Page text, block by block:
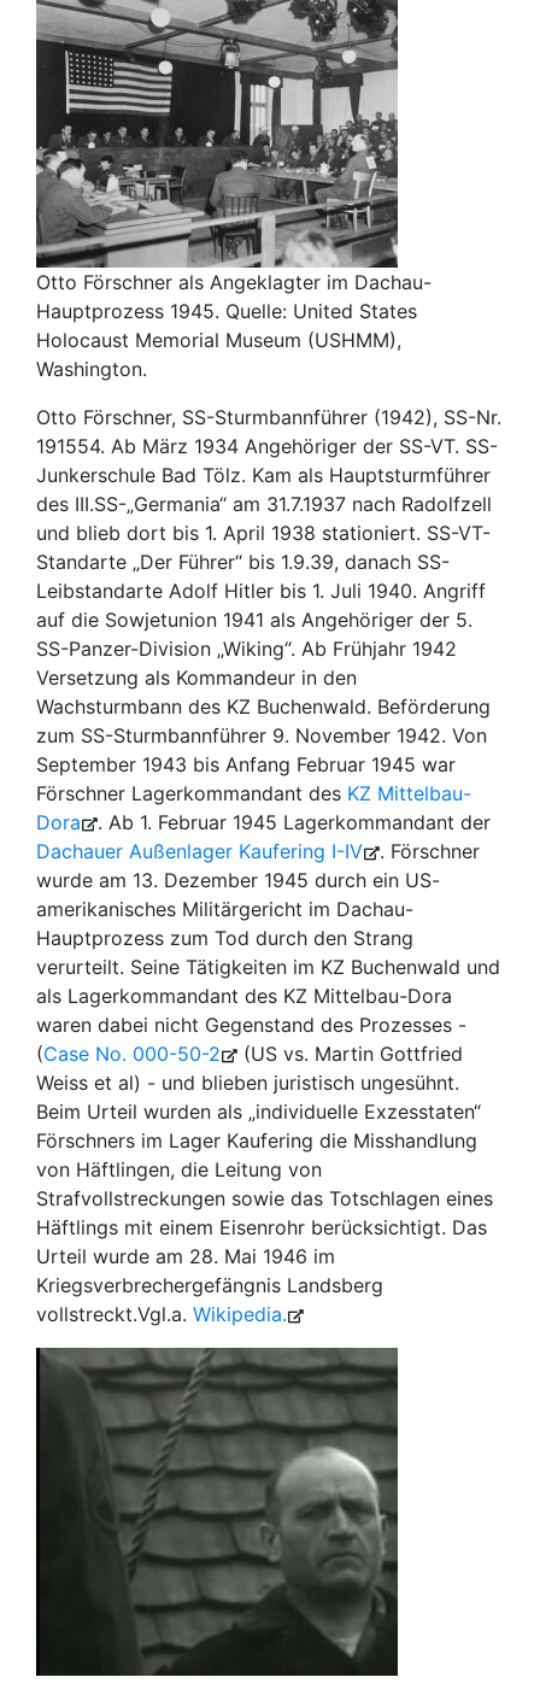
Otto Förschner als Angeklagter im Dachau-
Hauptprozess 1945. Quelle: United States
Holocaust Memorial Museum (USHMM),
Washington.
Otto Förschner, SS-Sturmbannführer (1942), SS-Nr.
191554. Ab März 1934 Angehöriger der SS-VT. SS-
Junkerschule Bad Tölz. Kam als Hauptsturmführer
des III.SS-„Germania“ am 31.7.1937 nach Radolfzell
und blieb dort bis 1. April 1938 stationiert. SS-VT-
Standarte „Der Führer“ bis 1.9.39, danach SS-
Leibstandarte Adolf Hitler bis 1. Juli 1940. Angriff
auf die Sowjetunion 1941 als Angehöriger der 5.
SS-Panzer-Division „Wiking“. Ab Frühjahr 1942
Versetzung als Kommandeur in den
Wachsturmbann des KZ Buchenwald. Beförderung
zum SS-Sturmbannführer 9. November 1942. Von
September 1943 bis Anfang Februar 1945 war
Förschner Lagerkommandant des KZ Mittelbau-
Dora
. Ab 1. Februar 1945 Lagerkommandant der
Dachauer Außenlager Kaufering I-IV
. Förschner
wurde am 13. Dezember 1945 durch ein US-
amerikanisches Militärgericht im Dachau-
Hauptprozess zum Tod durch den Strang
verurteilt. Seine Tätigkeiten im KZ Buchenwald und
als Lagerkommandant des KZ Mittelbau-Dora
waren dabei nicht Gegenstand des Prozesses -
(Case No. 000-50-2
(US vs. Martin Gottfried
Weiss et al) - und blieben juristisch ungesühnt.
Beim Urteil wurden als „individuelle Exzesstaten“
Förschners im Lager Kaufering die Misshandlung
von Häftlingen, die Leitung von
Strafvollstreckungen sowie das Totschlagen eines
Häftlings mit einem Eisenrohr berücksichtigt. Das
Urteil wurde am 28. Mai 1946 im
Kriegsverbrechergefängnis Landsberg
vollstreckt.Vgl.a. Wi­ki­pe­dia.